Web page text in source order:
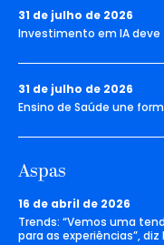
31 de julho de 2026
Investimento em IA
31 de julho de 2026
Ensino de Saúde une
Aspas
16 de abril de 2026
Trends: “Vemos uma
para as experiências”, diz